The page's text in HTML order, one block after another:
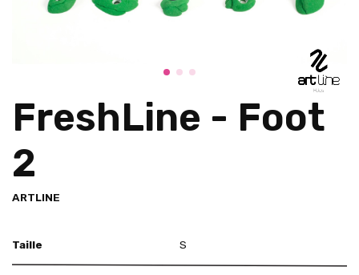
FreshLine - Foot
2
ARTLINE
Taille S